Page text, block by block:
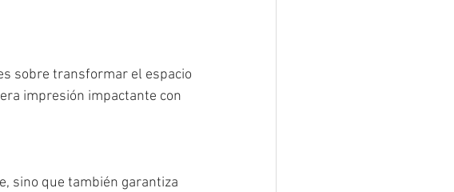
sobre transformar el espacio
impresión impactante con
sino que también garantiza